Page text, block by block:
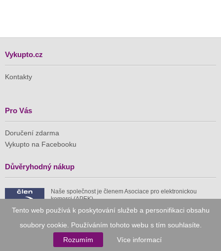
Tento web používá k poskytování služeb a personifikaci obsahu
soubory cookie. Používáním tohoto webu s tím souhlasíte.
Rozumím
Více informací
Vykupto.cz
Kontakty
Pro Vás
Doručení zdarma
Vykupto na Facebooku
Důvěryhodný nákup
Naše společnost je členem Asociace pro elektronickou
komerci (APEK)